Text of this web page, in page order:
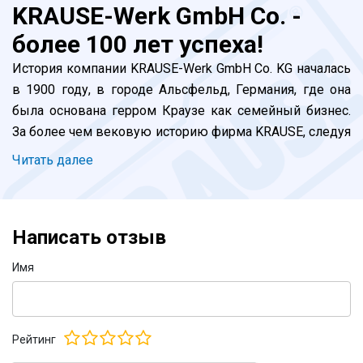
KRAUSE-Werk GmbH Co. -
более 100 лет успеха!
История компании KRAUSE-Werk GmbH Co. KG началась
в 1900 году, в городе Альсфельд, Германия, где она
была основана герром Краузе как семейный бизнес.
За более чем вековую историю фирма KRAUSE, следуя
собственному девизу "Надежно и продумано!",
директора Штефана Краузе, продолжают собственные
для работы на высоте. Успешно функционируют
Открываются представительства в других странах
мира. Компания не стоит на месте, находится в
Читать далее
Написать отзыв
Имя
Рейтинг